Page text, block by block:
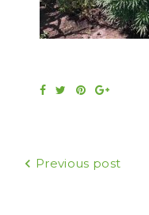
Facebook
TwitterPinterestGoogle+
Навигация
Previous post